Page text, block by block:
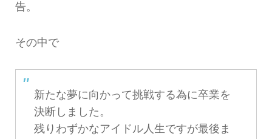
告。
その中で
新たな夢に向かって挑戦する為に卒業を
決断しました。
残りわずかなアイドル人生ですが最後ま